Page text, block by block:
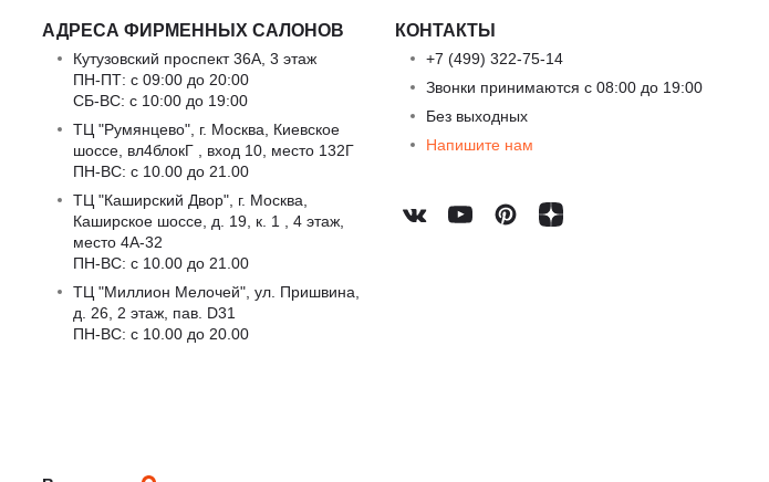
АДРЕСА ФИРМЕННЫХ САЛОНОВ
Кутузовский проспект 36А, 3 этаж
ПН-ПТ: с 09:00 до 20:00
СБ-ВС: с 10:00 до 19:00
ТЦ "Румянцево", г. Москва, Киевское
шоссе, вл4блокГ , вход 10, место 132Г
ПН-ВС: c 10.00 до 21.00
ТЦ "Каширский Двор", г. Москва,
Каширское шоссе, д. 19, к. 1 , 4 этаж,
место 4А-32
ПН-ВС: c 10.00 до 21.00
ТЦ "Миллион Мелочей", ул. Пришвина,
д. 26, 2 этаж, пав. D31
ПН-ВС: c 10.00 до 20.00
КОНТАКТЫ
+7 (499) 322-75-14
Звонки принимаются с 08:00 до 19:00
Без выходных
Напишите нам